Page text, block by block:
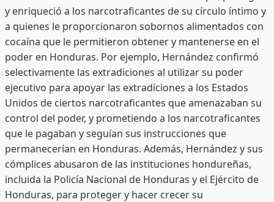
y enriqueció a los narcotraficantes de su círculo íntimo y
a quienes le proporcionaron sobornos alimentados con
cocaína que le permitieron obtener y mantenerse en el
poder en Honduras. Por ejemplo, Hernández confirmó
selectivamente las extradiciones al utilizar su poder
ejecutivo para apoyar las extradiciones a los Estados
Unidos de ciertos narcotraficantes que amenazaban su
control del poder, y prometiendo a los narcotraficantes
que le pagaban y seguían sus instrucciones que
permanecerían en Honduras. Además, Hernández y sus
cómplices abusaron de las instituciones hondureñas,
incluida la Policía Nacional de Honduras y el Ejército de
Honduras, para proteger y hacer crecer su